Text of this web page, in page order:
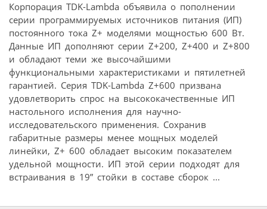
Корпорация TDK-Lambda объявила о пополнении
серии программируемых источников питания (ИП)
постоянного тока Z+ моделями мощностью 600 Вт.
Данные ИП дополняют серии Z+200, Z+400 и Z+800
и обладают теми же высочайшими
функциональными характеристиками и пятилетней
гарантией. Серия TDK-Lambda Z+600 призвана
удовлетворить спрос на высококачественные ИП
настольного исполнения для научно-
исследовательского применения. Сохранив
габаритные размеры менее мощных моделей
линейки, Z+ 600 обладает высоким показателем
удельной мощности. ИП этой серии подходят для
встраивания в 19” стойки в составе сборок ...